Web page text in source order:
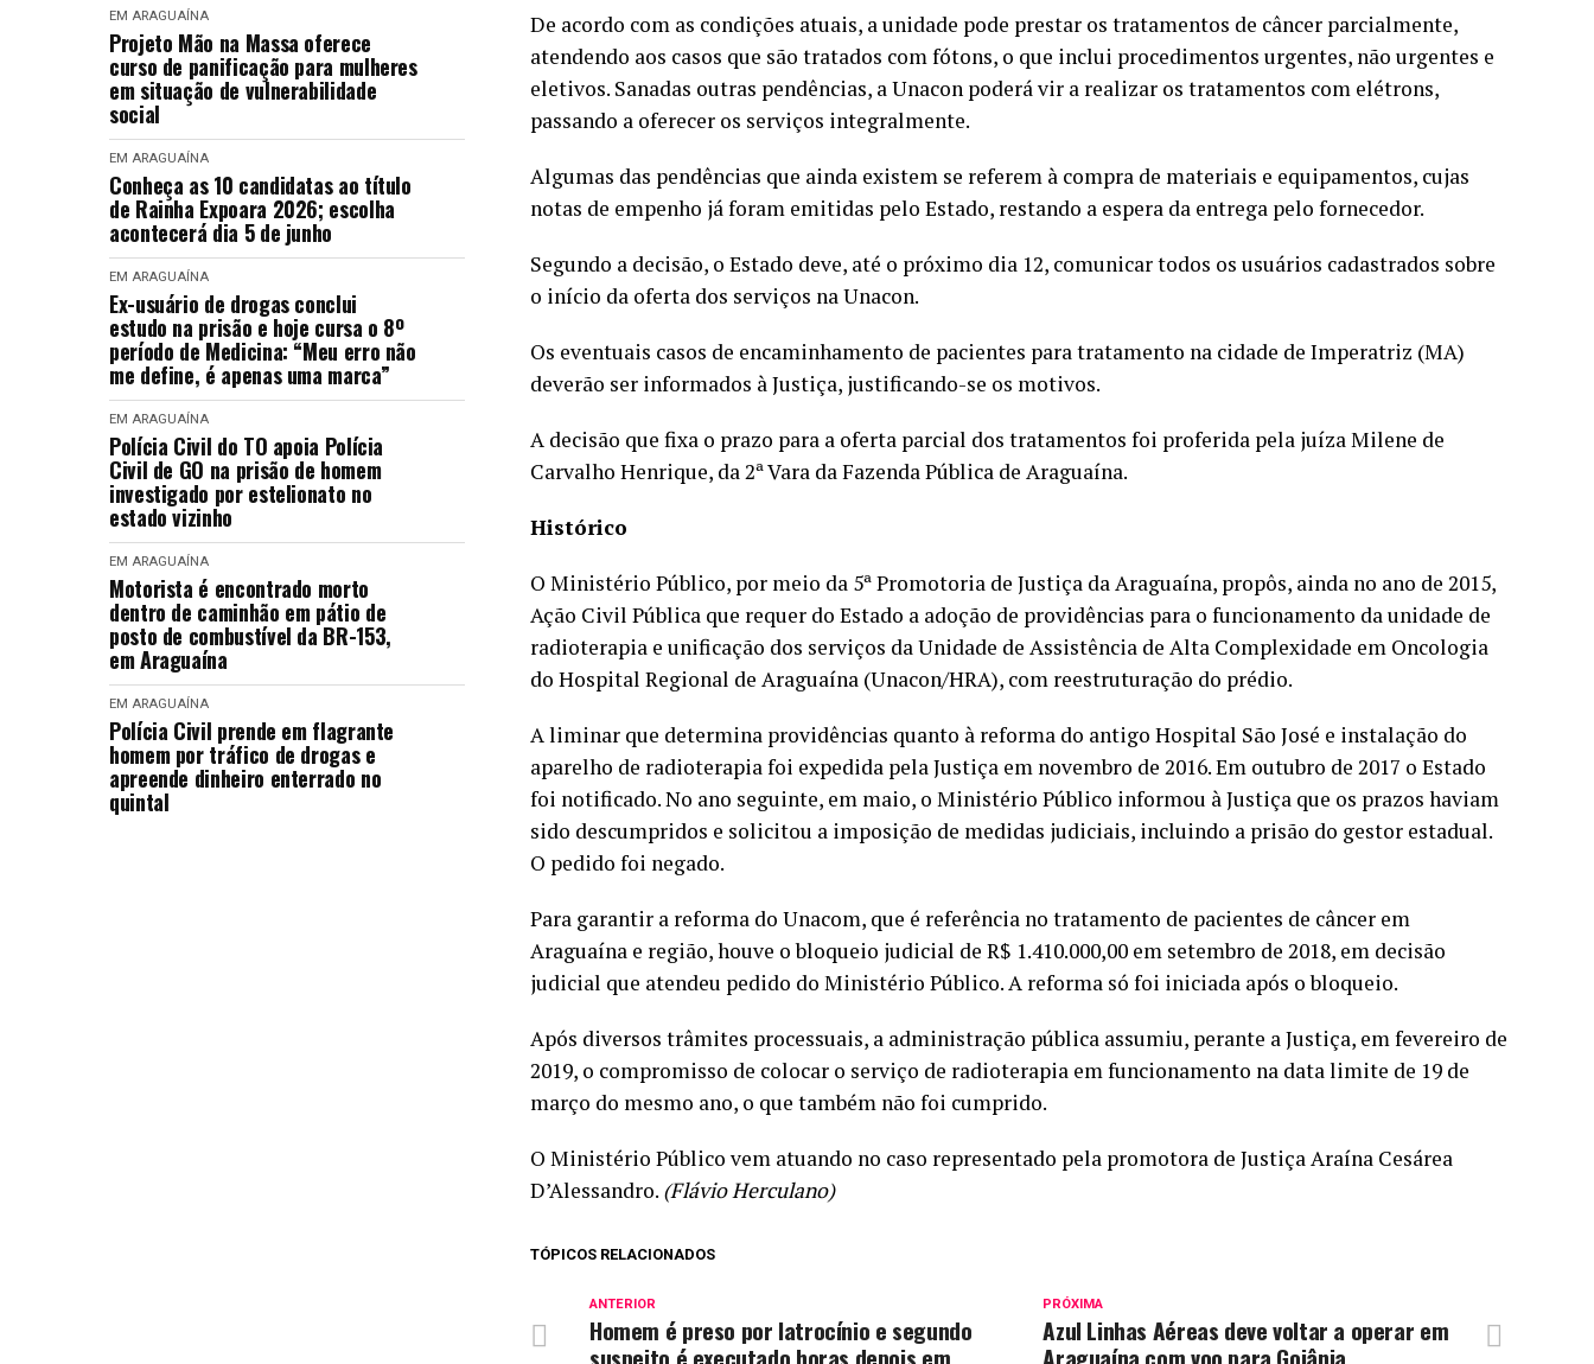
EM ARAGUAÍNA
Projeto Mão na Massa oferece
curso de panificação para mulheres
em situação de vulnerabilidade
social
EM ARAGUAÍNA
Conheça as 10 candidatas ao título
de Rainha Expoara 2026; escolha
acontecerá dia 5 de junho
EM ARAGUAÍNA
Ex-usuário de drogas conclui
estudo na prisão e hoje cursa o 8º
período de Medicina: “Meu erro não
me define, é apenas uma marca”
EM ARAGUAÍNA
Polícia Civil do TO apoia Polícia
Civil de GO na prisão de homem
investigado por estelionato no
estado vizinho
EM ARAGUAÍNA
Motorista é encontrado morto
dentro de caminhão em pátio de
posto de combustível da BR-153,
em Araguaína
EM ARAGUAÍNA
Polícia Civil prende em flagrante
homem por tráfico de drogas e
apreende dinheiro enterrado no
quintal
De acordo com as condições atuais, a unidade pode prestar os tratamentos de câncer parcialmente,
atendendo aos casos que são tratados com fótons, o que inclui procedimentos urgentes, não urgentes e
eletivos. Sanadas outras pendências, a Unacon poderá vir a realizar os tratamentos com elétrons,
passando a oferecer os serviços integralmente.
Algumas das pendências que ainda existem se referem à compra de materiais e equipamentos, cujas
notas de empenho já foram emitidas pelo Estado, restando a espera da entrega pelo fornecedor.
Segundo a decisão, o Estado deve, até o próximo dia 12, comunicar todos os usuários cadastrados sobre
o início da oferta dos serviços na Unacon.
Os eventuais casos de encaminhamento de pacientes para tratamento na cidade de Imperatriz (MA)
deverão ser informados à Justiça, justificando-se os motivos.
A decisão que fixa o prazo para a oferta parcial dos tratamentos foi proferida pela juíza Milene de
Carvalho Henrique, da 2ª Vara da Fazenda Pública de Araguaína.
Histórico
O Ministério Público, por meio da 5ª Promotoria de Justiça da Araguaína, propôs, ainda no ano de 2015,
Ação Civil Pública que requer do Estado a adoção de providências para o funcionamento da unidade de
radioterapia e unificação dos serviços da Unidade de Assistência de Alta Complexidade em Oncologia
do Hospital Regional de Araguaína (Unacon/HRA), com reestruturação do prédio.
A liminar que determina providências quanto à reforma do antigo Hospital São José e instalação do
aparelho de radioterapia foi expedida pela Justiça em novembro de 2016. Em outubro de 2017 o Estado
foi notificado. No ano seguinte, em maio, o Ministério Público informou à Justiça que os prazos haviam
sido descumpridos e solicitou a imposição de medidas judiciais, incluindo a prisão do gestor estadual.
O pedido foi negado.
Para garantir a reforma do Unacom, que é referência no tratamento de pacientes de câncer em
Araguaína e região, houve o bloqueio judicial de R$ 1.410.000,00 em setembro de 2018, em decisão
judicial que atendeu pedido do Ministério Público. A reforma só foi iniciada após o bloqueio.
Após diversos trâmites processuais, a administração pública assumiu, perante a Justiça, em fevereiro de
2019, o compromisso de colocar o serviço de radioterapia em funcionamento na data limite de 19 de
março do mesmo ano, o que também não foi cumprido.
O Ministério Público vem atuando no caso representado pela promotora de Justiça Araína Cesárea
D’Alessandro. (Flávio Herculano)
TÓPICOS RELACIONADOS
PRÓXIMA
Azul Linhas Aéreas deve voltar a operar em
ANTERIOR
Homem é preso por latrocínio e segundo